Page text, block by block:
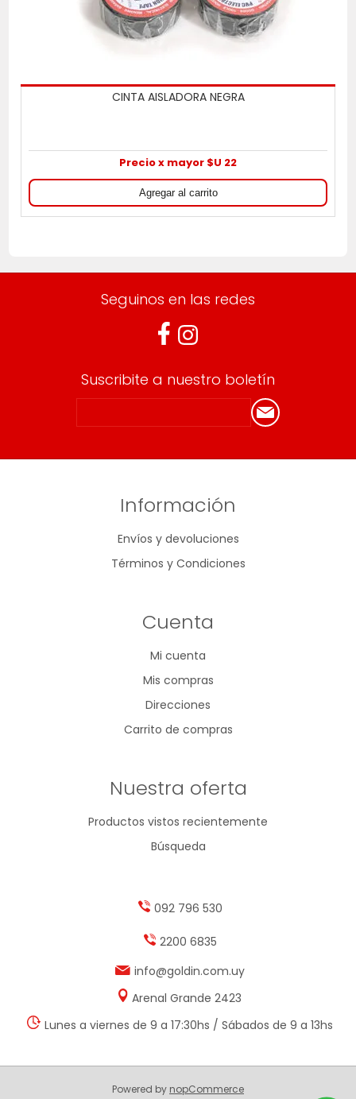
CINTA AISLADORA NEGRA
Precio x mayor $U 22
Seguinos en las redes
Suscribite a nuestro boletín
Información
Envíos y devoluciones
Términos y Condiciones
Cuenta
Mi cuenta
Mis compras
Direcciones
Carrito de compras
Nuestra oferta
Productos vistos recientemente
Búsqueda
092 796 530
2200 6835
info@goldin.com.uy
Arenal Grande 2423
Lunes a viernes de 9 a 17:30hs / Sábados de 9 a 13hs
Powered by nopCommerce